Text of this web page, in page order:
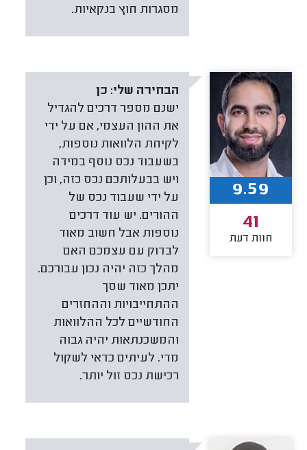
מסגרות חוץ בנקאיות.
הבחירה שלי: כן
ישנם מספר דרכים להגדיל
את ההון העצמי, אם על ידי
לקיחת הלוואות נוספות,
בשעבוד נכס נוסף במידה
ויש בבעלותכם נכס כזה, וכן
על ידי שעבוד נכס של
ההורים. יש עוד דרכים
נוספות אבל חשוב מאוד
לבדוק עם עצמכם האם
מהלך כזה יהיה נכון עבורכם.
יתכן מאוד שסך
ההתחייבויות וההחזרים
החודשיים לכל ההלוואות
והמשכנתאות יהיה גבוה
מדי. לעיתים כדאי לשקול
רכישת נכס זול יותר.
9.59
41
חוות דעת